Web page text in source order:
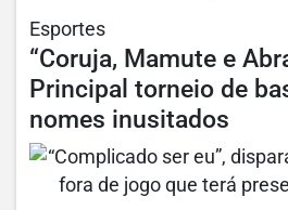
Esportes
“Coruja, Mamute e
Principal torneio de
nomes inusitados